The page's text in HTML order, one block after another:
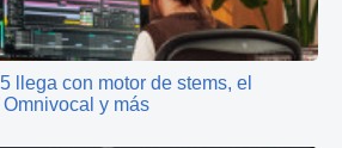
llega con motor de stems, el
y más